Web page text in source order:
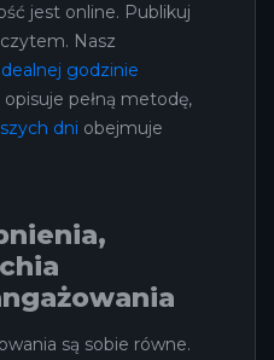
jest online. Publikuj
Nasz
idealnej godzinie
pełną metodę,
dni obejmuje
są sobie równe.